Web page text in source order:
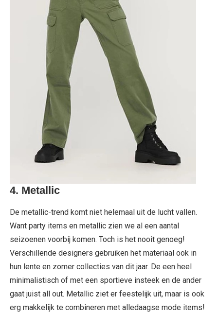
4. Metallic
De metallic-trend komt niet helemaal uit de lucht vallen.
Want party items en metallic zien we al een aantal
seizoenen voorbij komen. Toch is het nooit genoeg!
Verschillende designers gebruiken het materiaal ook in
hun lente en zomer collecties van dit jaar. De een heel
minimalistisch of met een sportieve insteek en de ander
gaat juist all out. Metallic ziet er feestelijk uit, maar is ook
erg makkelijk te combineren met alledaagse mode items!